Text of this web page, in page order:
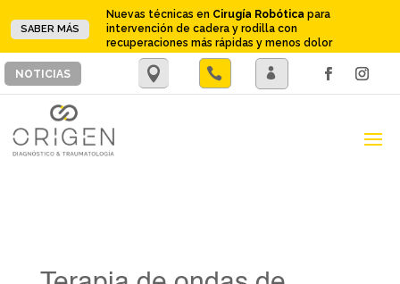
SABER MÁS
Nuevas técnicas en Cirugía Robótica para
intervención de cadera y rodilla con
recuperaciones más rápidas y menos dolor
NOTICIAS 